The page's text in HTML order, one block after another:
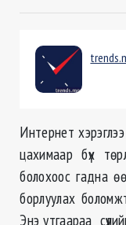
Интернет
цахимаар бүх
болохоос гадна
борлуулах
Энэ утгаараа